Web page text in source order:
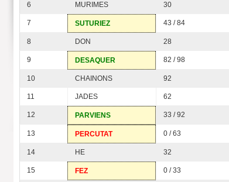
6 MURIMES 30
7 SUTURIEZ 43 / 84
8 DON 28
9 DESAQUER 82 / 98
10 CHAINONS 92
11 JADES 62
12 PARVIENS 33 / 92
13 PERCUTAT 0 / 63
14 HE 32
15 FEZ 0 / 33